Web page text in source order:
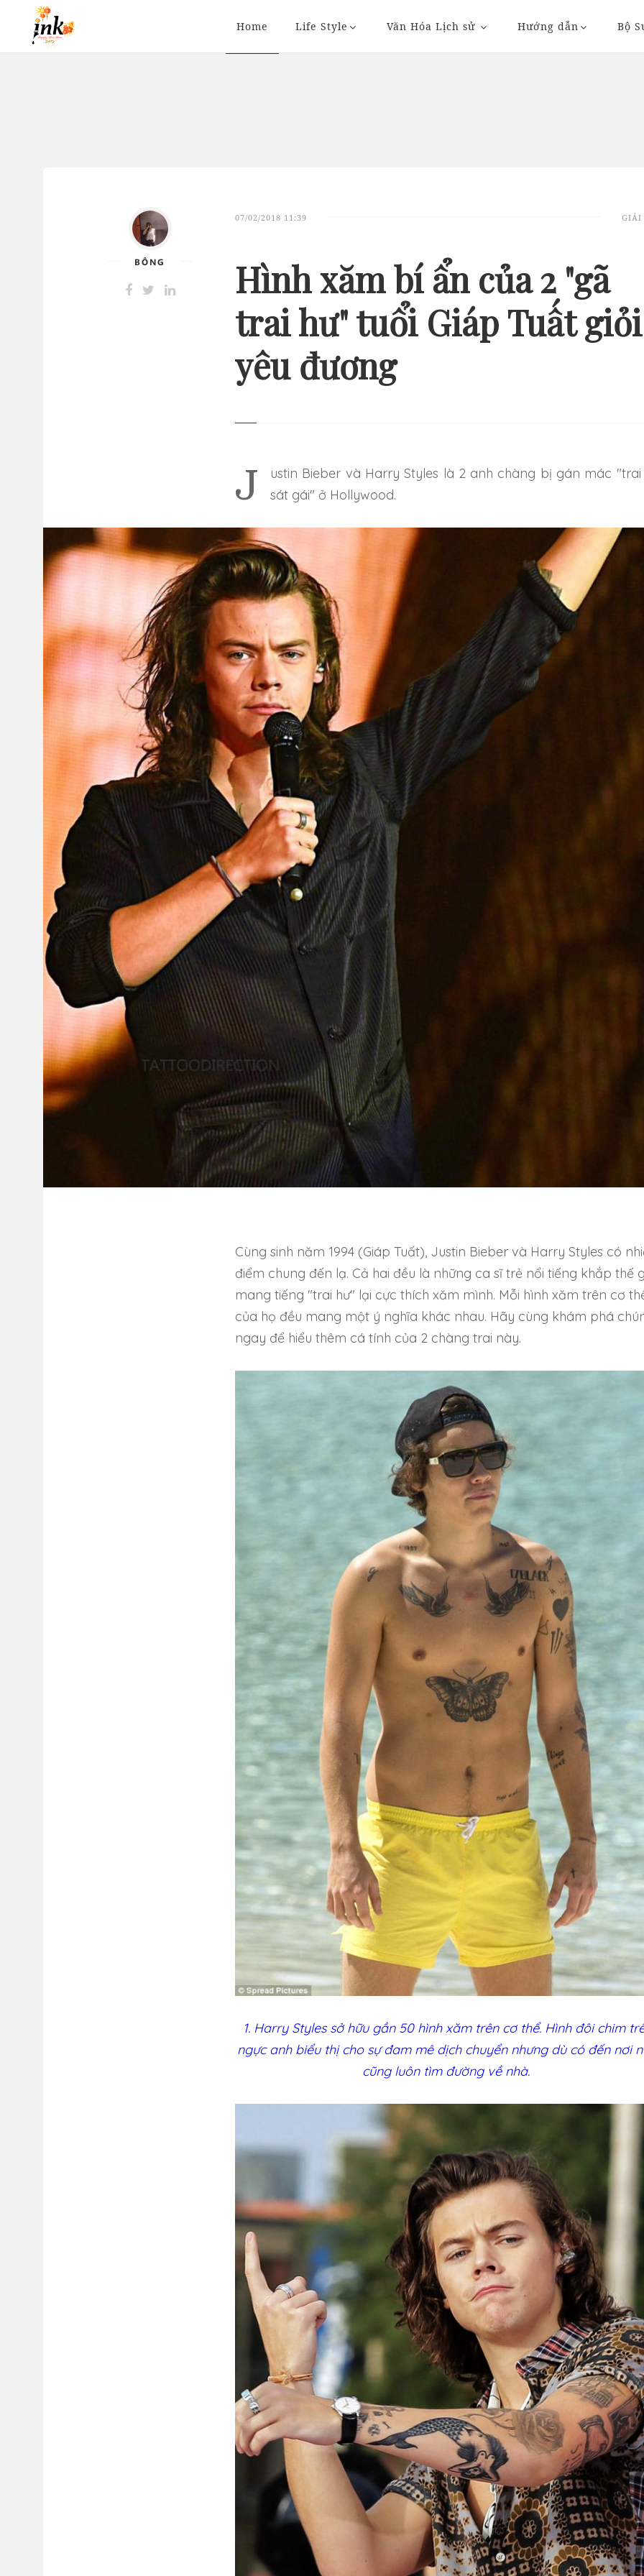
Home Life Style Văn Hóa Lịch sử Hướng dẫn Bộ
BÔNG
07/02/2018 11:39 GIẢI
Hình xăm bí ẩn của 2 "gã
trai hư" tuổi Giáp Tuất giỏi
yêu đương
Justin Bieber và Harry Styles là 2 anh chàng bị gán mác "trai hư sát gái" ở Hollywood.
Cùng sinh năm 1994 (Giáp Tuất), Justin Bieber và Harry Styles có
điểm chung đến lạ. Cả hai đều là những ca sĩ trẻ nổi tiếng khắp thế
mang tiếng "trai hư" lại cực thích xăm mình. Mỗi hình xăm trên cơ
của họ đều mang một ý nghĩa khác nhau. Hãy cùng khám phá
ngay để hiểu thêm cá tính của 2 chàng trai này.
1. Harry Styles sở hữu gần 50 hình xăm trên cơ thể. Hình đôi chim
ngực anh biểu thị cho sự đam mê dịch chuyển nhưng dù có đến nơi
cũng luôn tìm đường về nhà.
13 Ý TƯỞNG HÌNH XĂM ĐƠN